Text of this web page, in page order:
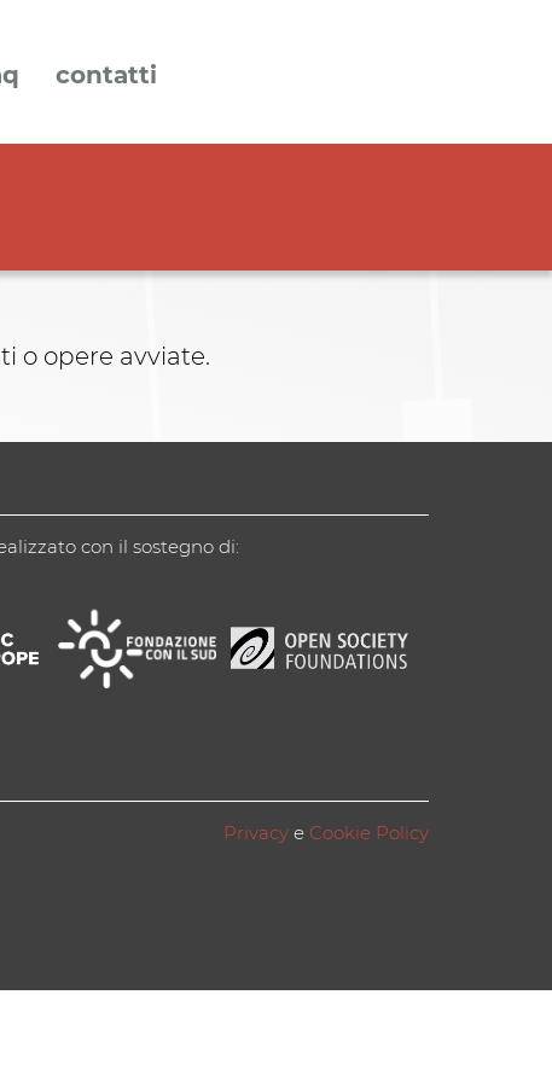
contatti
o opere avviate.
con il sostegno di:
Privacy e Cookie Policy